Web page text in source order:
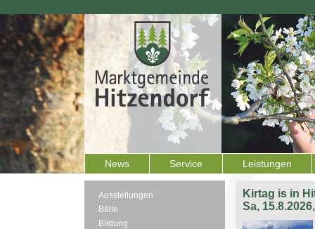
News Service Leistungen
Ausstellungen
Bälle
Bildung
Kirtag is in
Sa,